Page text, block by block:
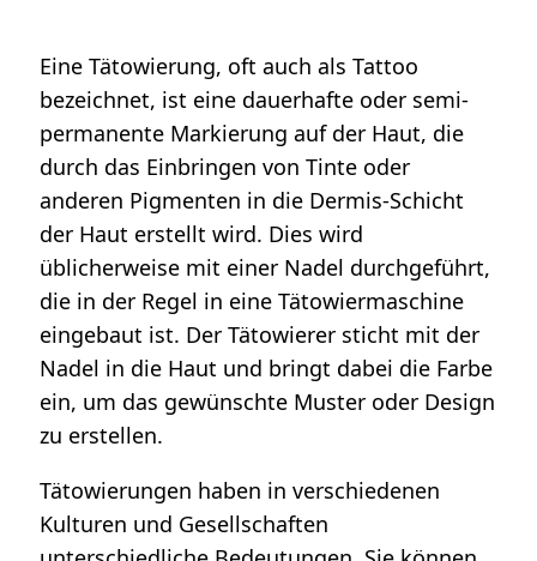
Eine Tätowierung, oft auch als Tattoo
bezeichnet, ist eine dauerhafte oder semi-
permanente Markierung auf der Haut, die
durch das Einbringen von Tinte oder
anderen Pigmenten in die Dermis-Schicht
der Haut erstellt wird. Dies wird
üblicherweise mit einer Nadel durchgeführt,
die in der Regel in eine Tätowiermaschine
eingebaut ist. Der Tätowierer sticht mit der
Nadel in die Haut und bringt dabei die Farbe
ein, um das gewünschte Muster oder Design
zu erstellen.
Tätowierungen haben in verschiedenen
Kulturen und Gesellschaften